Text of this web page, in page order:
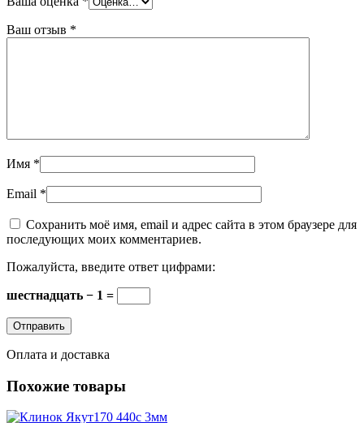
Ваш отзыв *
Имя *
Email *
Сохранить моё имя, email и адрес сайта в этом браузере для
последующих моих комментариев.
Пожалуйста, введите ответ цифрами:
шестнадцать − 1 =
Оплата и доставка
Похожие товары